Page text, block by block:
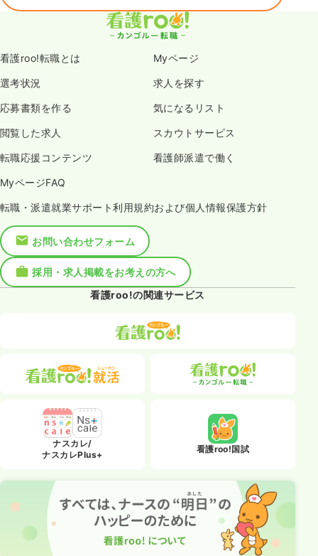
看護roo!転職とは Myページ
選考状況 求人を探す
応募書類を作る 気になるリスト
閲覧した求人 スカウトサービス
転職応援コンテンツ 看護師派遣で働く
MyページFAQ
転職・派遣就業サポート利用規約および個人情報保護方針
お問い合わせフォーム
採用・求人掲載をお考えの方へ
看護roo!の関連サービス
ナスカレ/
ナスカレPlus+
看護roo!国試